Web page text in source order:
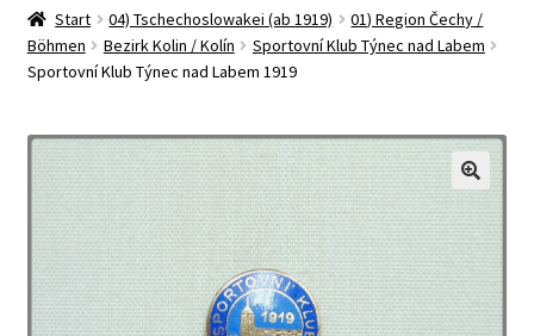
Start 04) Tschechoslowakei (ab 1919)
01) Region Čechy /
Böhmen
Bezirk Kolin / Kolín
Sportovní Klub Týnec nad Labem
Sportovní Klub Týnec nad Labem 1919